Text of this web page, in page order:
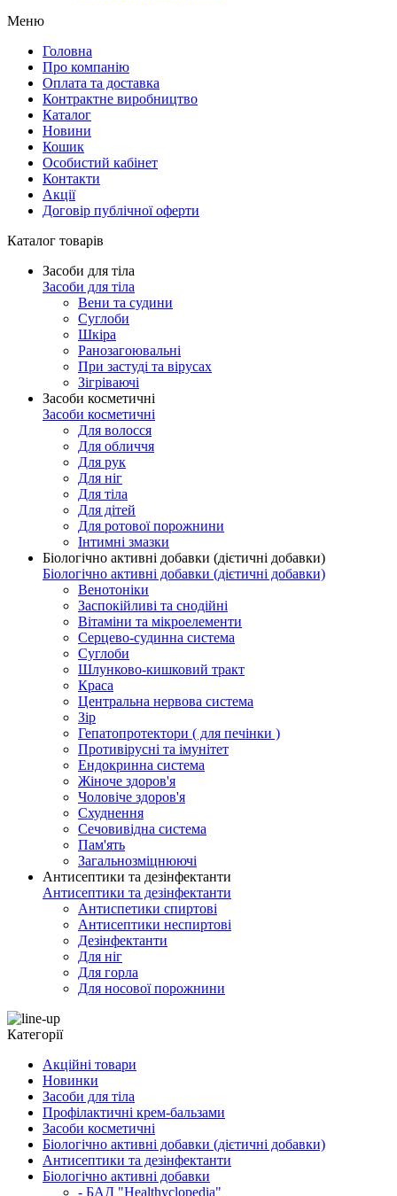
Меню
Головна
Про компанію
Оплата та доставка
Контрактне виробництво
Каталог
Новини
Кошик
Особистий кабінет
Контакти
Акції
Договір публічної оферти
Каталог товарів
Засоби для тіла
Засоби для тіла
Вени та судини
Суглоби
Шкіра
Ранозагоювальні
При застуді та вірусах
Зігріваючі
Засоби косметичні
Засоби косметичні
Для волосся
Для обличчя
Для рук
Для ніг
Для тіла
Для дітей
Для ротової порожнини
Інтимні змазки
Біологічно активні добавки (дієтичні добавки)
Біологічно активні добавки (дієтичні добавки)
Венотоніки
Заспокійливі та снодійні
Вітаміни та мікроелементи
Серцево-судинна система
Суглоби
Шлунково-кишковий тракт
Краса
Центральна нервова система
Зір
Гепатопротектори ( для печінки )
Противірусні та імунітет
Ендокринна система
Жіноче здоров'я
Чоловіче здоров'я
Схуднення
Сечовивідна система
Пам'ять
Загальнозміцнюючі
Антисептики та дезінфектанти
Антисептики та дезінфектанти
Антиспетики спиртові
Антисептики неспиртові
Дезінфектанти
Для ніг
Для горла
Для носової порожнини
Категорії
Акційні товари
Новинки
Засоби для тіла
Профілактичні крем-бальзами
Засоби косметичні
Біологічно активні добавки (дієтичні добавки)
Антисептики та дезінфектанти
Біологічно активні добавки
- БАД "Healthyclopedia"